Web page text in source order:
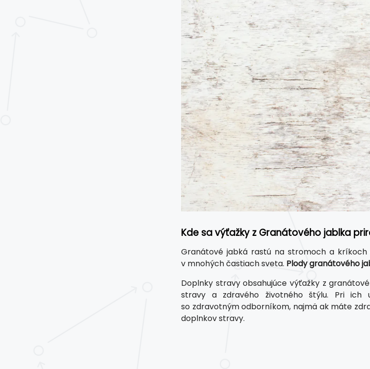
Kde sa výťažky z Granátového jablka
Granátové jabká rastú na stromoch a
v mnohých častiach sveta. Plody granátového
Doplnky stravy obsahujúce výťažky z
stravy a zdravého životného štýlu. Pri ich
so zdravotným odborníkom, najmä ak máte
doplnkov stravy.